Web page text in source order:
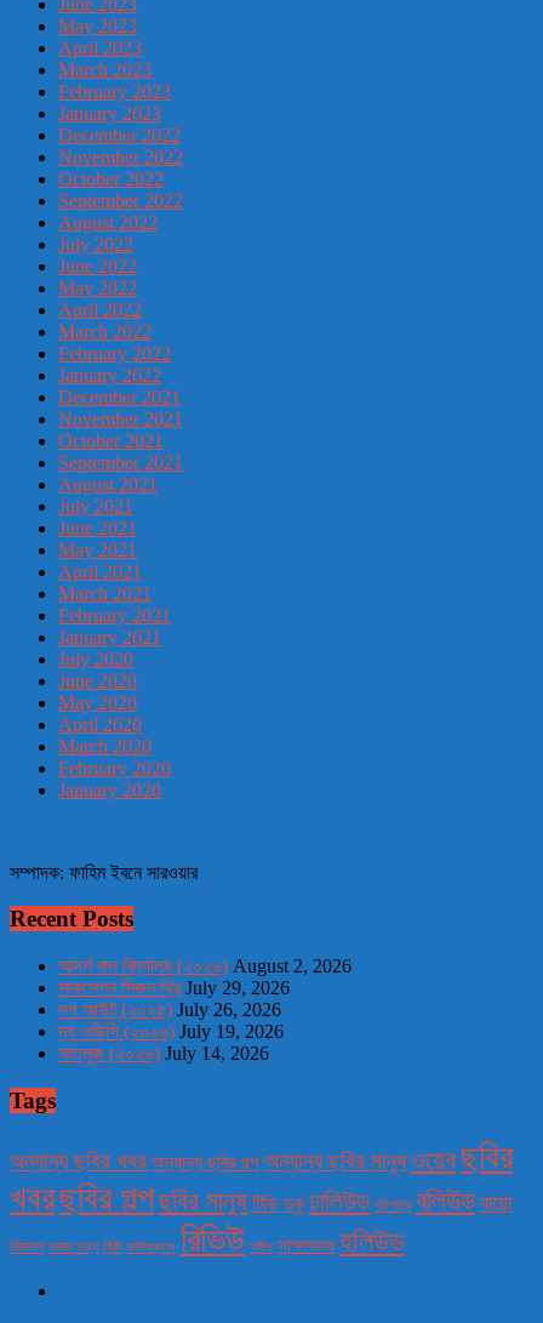
May 2023
April 2023
March 2023
February 2023
January 2023
December 2022
November 2022
October 2022
September 2022
August 2022
July 2022
June 2022
May 2022
April 2022
March 2022
February 2022
January 2022
December 2021
November 2021
October 2021
September 2021
August 2021
July 2021
June 2021
May 2021
April 2021
March 2021
February 2021
January 2021
July 2020
June 2020
May 2020
April 2020
March 2020
February 2020
January 2020
সম্পাদক: ফাহিম ইবনে সারওয়ার
Recent Posts
আদর্শ বাল বিদ্যালয় (২০২৬) August 2, 2026
সাকসেশন সিজন থ্রি July 29, 2026
লগ আউট (২০২৫) July 26, 2026
দ্য ওডিসি (২০২৬) July 19, 2026
সাতলুজ (২০২৬) July 14, 2026
Tags
অন্যান্য ছবির খবর অন্যান্য ছবির গল্প অন্যান্য ছবির মানুষওয়েবছবির
খবরছবির গল্পছবির মানুষ টিভি ডকু ঢালিউড বইপত্র বলিউড বায়ো
বিজ্ঞাপন মজার তথ্য মঞ্চ মাস্টারক্লাস রিভিউ সঙ্গীত সাক্ষাৎকার হলিউড